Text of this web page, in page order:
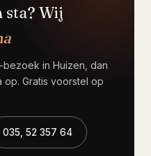
sta? Wij
in Huizen, dan
op. Gratis voorstel op
035, 52 357 64